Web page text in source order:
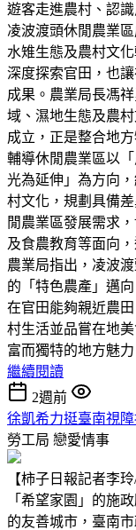
遊客走進農村、認
凌波渡頭休閒農業
水雉生態及農村文
深度探索官田，也
成果。農業局長馮
域、濕地生態及農
成立，正是整合地
輔導休閒農業區以
光為延伸」為方向
村文化，規劃具備
閒農業區發展需求
及食農教育等面向
農業局指出，凌波
的「特色農產」邁
在官田能夠親近農
村生活並品嘗在地
富而獨特的地方魅力
繼續閱讀
2週前
徐凱希力挺臺南視
勞工局 戀愛情事
【柿子日報記者李
「希望家園」的施
的友善城市，臺南